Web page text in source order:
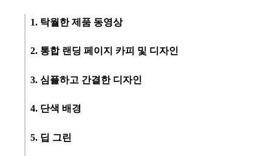
1. 탁월한 제품 동영상
2. 통합 랜딩 페이지 카피 및 디자인
3. 심플하고 간결한 디자인
4. 단색 배경
5. 딥 그린